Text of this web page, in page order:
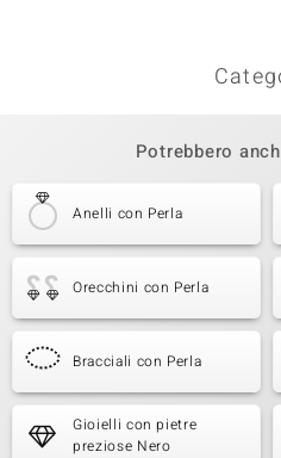
Potrebbero
Anelli con Perla
Orecchini con Perla
Bracciali con Perla
Gioielli con pietre
preziose Nero